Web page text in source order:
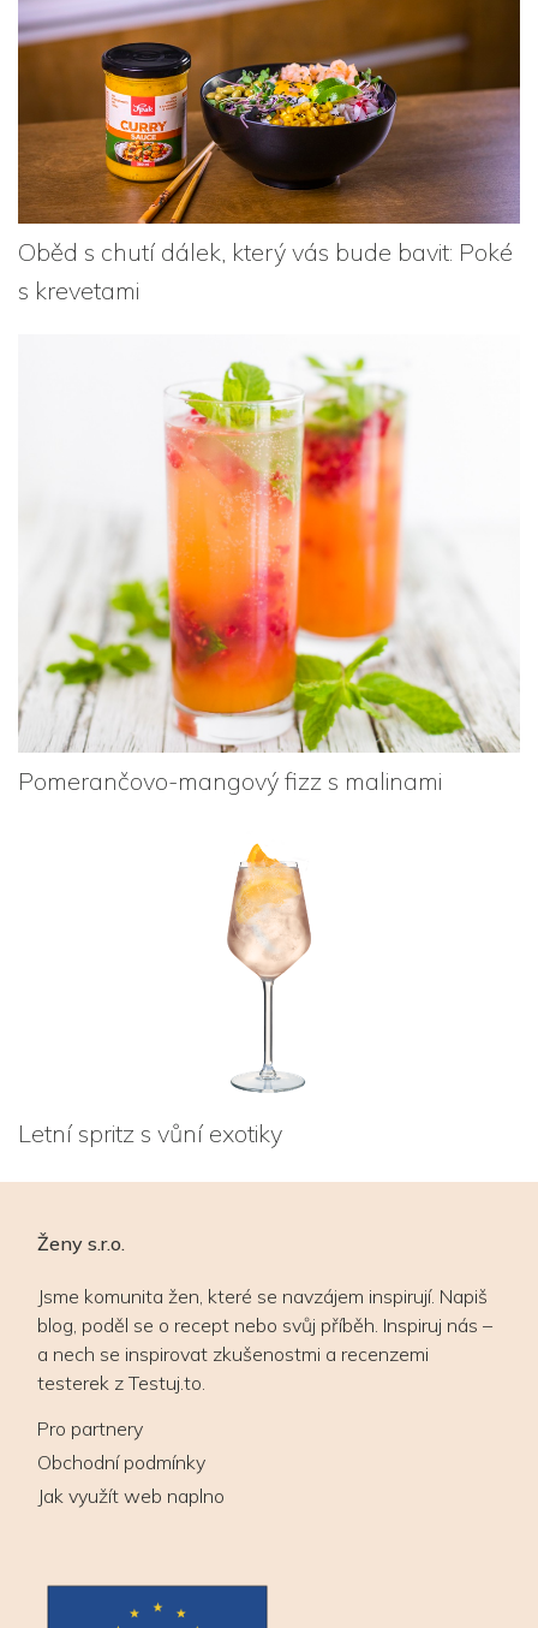
Oběd s chutí dálek, který vás bude bavit: Poké
s krevetami
Pomerančovo-mangový fizz s malinami
Letní spritz s vůní exotiky
Ženy s.r.o.
Jsme komunita žen, které se navzájem inspirují. Napiš
blog, poděl se o recept nebo svůj příběh. Inspiruj nás –
a nech se inspirovat zkušenostmi a recenzemi
testerek z Testuj.to.
Pro partnery
Obchodní podmínky
Jak využít web naplno